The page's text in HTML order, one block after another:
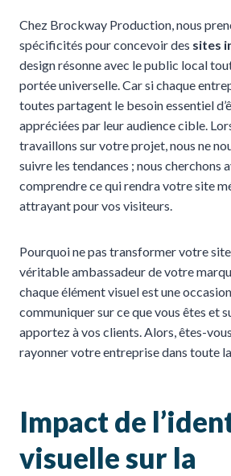
Chez Brockway Production, nous
spécificités pour concevoir des sites
design résonne avec le public local
portée universelle. Car si chaque
toutes partagent le besoin essentiel
appréciées par leur audience cible.
travaillons sur votre projet, nous ne
suivre les tendances ; nous cherchons
comprendre ce qui rendra votre site
attrayant pour vos visiteurs.
Pourquoi ne pas transformer votre
véritable ambassadeur de votre
chaque élément visuel est une
communiquer sur ce que vous êtes et
apportez à vos clients. Alors, êtes-
rayonner votre entreprise dans toute
Impact de
visuelle sur la